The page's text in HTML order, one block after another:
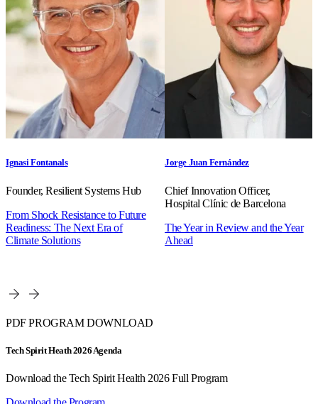
Ignasi Fontanals
Founder, Resilient Systems Hub
From Shock Resistance to Future
Readiness: The Next Era of
Climate Solutions
Jorge Juan Fernández
Chief Innovation Officer,
Hospital Clínic de Barcelona
The Year in Review and the Year
Ahead
PDF PROGRAM DOWNLOAD
Tech Spirit Heath 2026 Agenda
Download the Tech Spirit Health 2026 Full Program